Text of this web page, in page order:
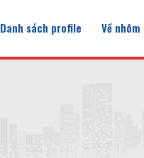
Danh sách profile Về nhôm